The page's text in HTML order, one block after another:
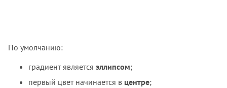
По умолчанию:
градиент является эллипсом;
первый цвет начинается в центре;